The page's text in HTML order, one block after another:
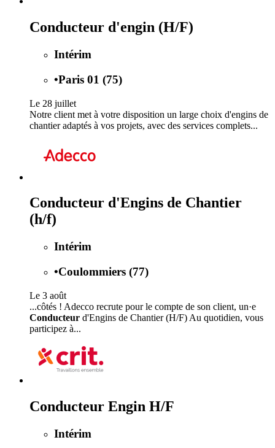
Conducteur d'engin (H/F)
Intérim
•Paris 01 (75)
Le 28 juillet
Notre client met à votre disposition un large choix d'engins de
chantier adaptés à vos projets, avec des services complets...
Conducteur d'Engins de Chantier
(h/f)
Intérim
•Coulommiers (77)
Le 3 août
...côtés ! Adecco recrute pour le compte de son client, un·e
Conducteur d'Engins de Chantier (H/F) Au quotidien, vous
participez à...
Conducteur Engin H/F
Intérim